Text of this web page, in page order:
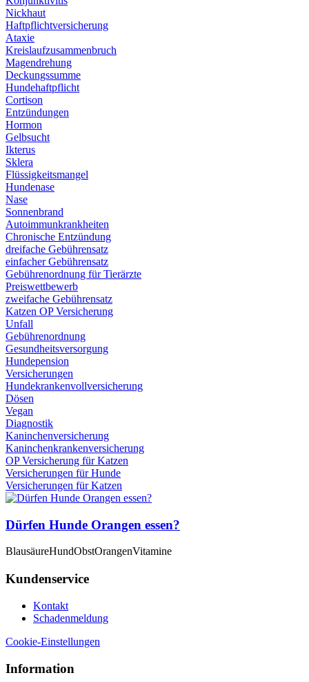
Nickhaut
Haftpflichtversicherung
Ataxie
Kreislaufzusammenbruch
Magendrehung
Deckungssumme
Hundehaftpflicht
Cortison
Entzündungen
Hormon
Gelbsucht
Ikterus
Sklera
Flüssigkeitsmangel
Hundenase
Nase
Sonnenbrand
Autoimmunkrankheiten
Chronische Entzündung
dreifache Gebührensatz
einfacher Gebührensatz
Gebührenordnung für Tierärzte
Preiswettbewerb
zweifache Gebührensatz
Katzen OP Versicherung
Unfall
Gebührenordnung
Gesundheitsversorgung
Hundepension
Versicherungen
Hundekrankenvollversicherung
Dösen
Vegan
Diagnostik
Kaninchenversicherung
Kaninchenkrankenversicherung
OP Versicherung für Katzen
Versicherungen für Hunde
Versicherungen für Katzen
Dürfen Hunde Orangen essen?
BlausäureHundObstOrangenVitamine
Kundenservice
Kontakt
Schadenmeldung
Cookie-Einstellungen
Information